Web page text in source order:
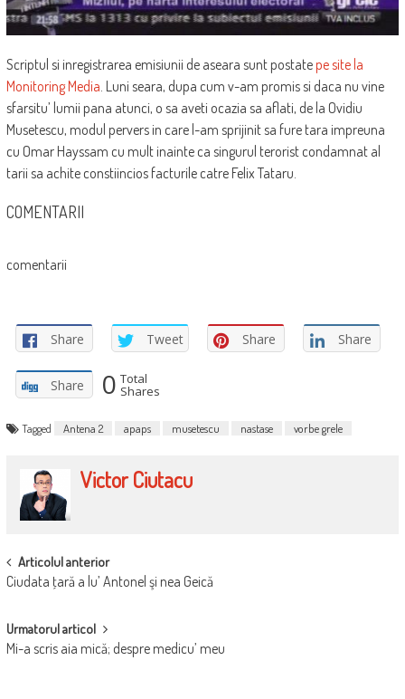
Scriptul si inregistrarea emisiunii de aseara sunt postatepe site la
Monitoring Media. Luni seara, dupa cum v-am promis si daca nu vine
sfarsitu’ lumii pana atunci, o sa aveti ocazia sa aflati, de la Ovidiu
Musetescu, modul pervers in care l-am sprijinit sa fure tara impreuna
cu Omar Hayssam cu mult inainte ca singurul terorist condamnat al
tarii sa achite constiincios facturile catre Felix Tataru.
COMENTARII
comentarii
Share Tweet Share Share
Share 0 Total
Shares
Tagged Antena 2 apaps musetescu nastase vorbe grele
Victor Ciutacu
POST
NAVIGATION
Articolul anterior
Ciudata ţară a lu’ Antonel şi nea Geică
Urmatorul articol
Mi-a scris aia mică; despre medicu’ meu